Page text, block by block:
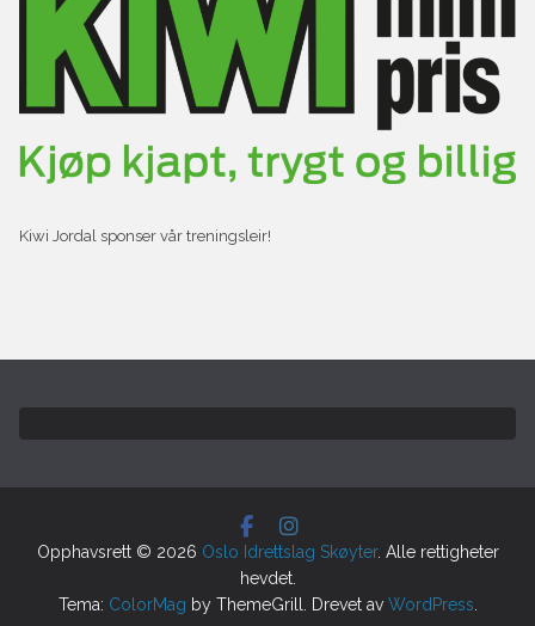
Kiwi Jordal sponser vår treningsleir!
Opphavsrett © 2026 Oslo Idrettslag Skøyter. Alle rettigheter
hevdet.
Tema: ColorMag by ThemeGrill. Drevet av WordPress